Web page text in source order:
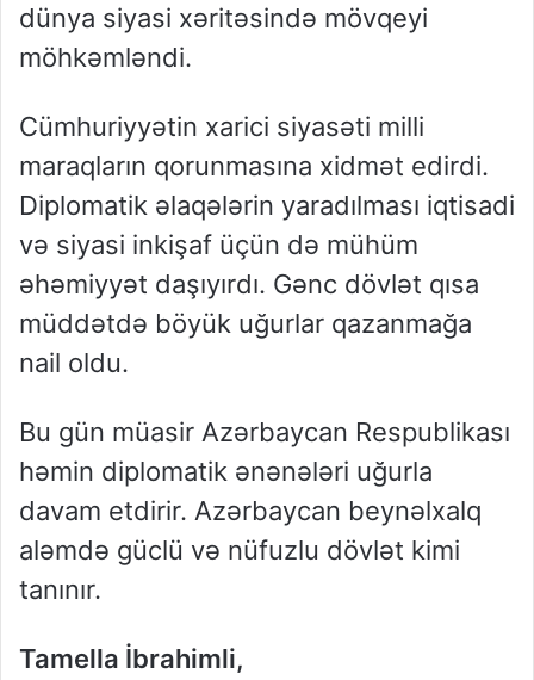
dünya siyasi xəritəsində mövqeyi
möhkəmləndi.
Cümhuriyyətin xarici siyasəti milli
maraqların qorunmasına xidmət edirdi.
Diplomatik əlaqələrin yaradılması iqtisadi
və siyasi inkişaf üçün də mühüm
əhəmiyyət daşıyırdı. Gənc dövlət qısa
müddətdə böyük uğurlar qazanmağa
nail oldu.
Bu gün müasir Azərbaycan Respublikası
həmin diplomatik ənənələri uğurla
davam etdirir. Azərbaycan beynəlxalq
aləmdə güclü və nüfuzlu dövlət kimi
tanınır.
Tamella İbrahimli,